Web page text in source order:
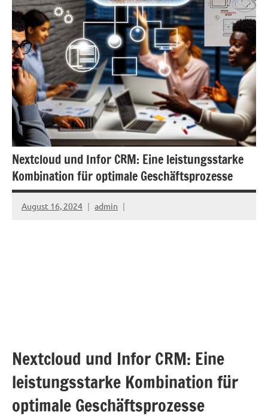
Nextcloud und Infor CRM: Eine leistungsstarke
Kombination für optimale Geschäftsprozesse
August 16, 2024 admin
Nextcloud und Infor CRM: Eine
leistungsstarke Kombination für
optimale Geschäftsprozesse